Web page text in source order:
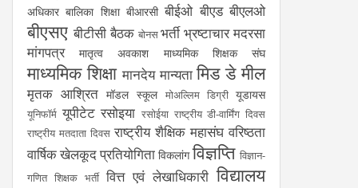
अधिकार बालिका शिक्षा बीआरसी बीईओ बीएड बीएलओ
बीएसए बीटीसी बैठक बोनस भर्ती भ्रष्टाचार मदरसा
मांगपत्र
मातृत्व अवकाश माध्यमिक शिक्षक संघ
माध्यमिक शिक्षा मानदेय मान्यता मिड डे मील
मृतक आश्रित मॉडल स्कूल मोअल्लिम डिग्री यूडायस
यूनिफॉर्म यूपीटेट रसोइया रसोईया राष्ट्रीय डी-वार्मिंग दिवस
राष्ट्रीय मतदाता दिवस राष्ट्रीय शैक्षिक महासंघ वरिष्ठता
वार्षिक खेलकूद प्रतियोगिता विकलांग विज्ञप्ति विज्ञान-
गणित शिक्षक भर्ती वित्त एवं लेखाधिकारी विद्यालय